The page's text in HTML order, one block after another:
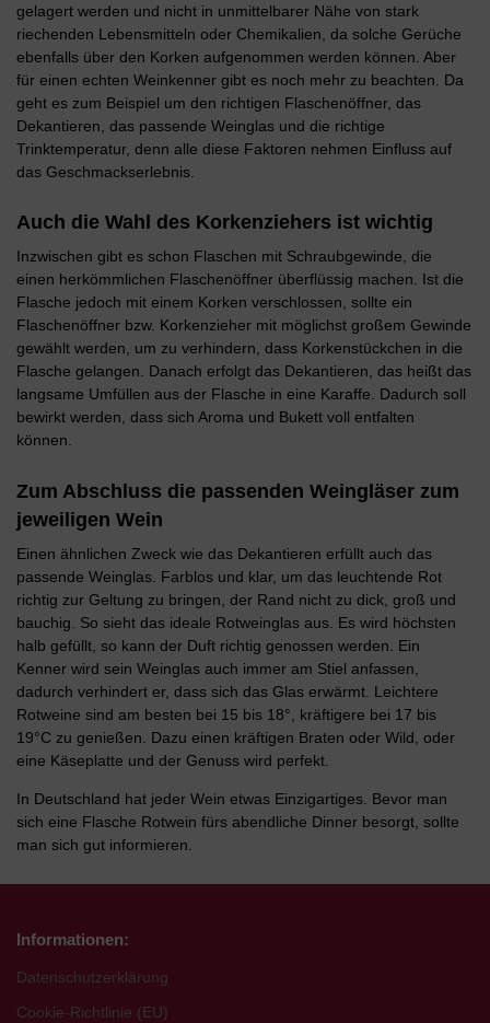
gelagert werden und nicht in unmittelbarer Nähe von stark
riechenden Lebensmitteln oder Chemikalien, da solche Gerüche
ebenfalls über den Korken aufgenommen werden können. Aber
für einen echten Weinkenner gibt es noch mehr zu beachten. Da
geht es zum Beispiel um den richtigen Flaschenöffner, das
Dekantieren, das passende Weinglas und die richtige
Trinktemperatur, denn alle diese Faktoren nehmen Einfluss auf
das Geschmackserlebnis.
Auch die Wahl des Korkenziehers ist wichtig
Inzwischen gibt es schon Flaschen mit Schraubgewinde, die
einen herkömmlichen Flaschenöffner überflüssig machen. Ist die
Flasche jedoch mit einem Korken verschlossen, sollte ein
Flaschenöffner bzw. Korkenzieher mit möglichst großem Gewinde
gewählt werden, um zu verhindern, dass Korkenstückchen in die
Flasche gelangen. Danach erfolgt das Dekantieren, das heißt das
langsame Umfüllen aus der Flasche in eine Karaffe. Dadurch soll
bewirkt werden, dass sich Aroma und Bukett voll entfalten
können.
Zum Abschluss die passenden Weingläser zum
jeweiligen Wein
Einen ähnlichen Zweck wie das Dekantieren erfüllt auch das
passende Weinglas. Farblos und klar, um das leuchtende Rot
richtig zur Geltung zu bringen, der Rand nicht zu dick, groß und
bauchig. So sieht das ideale Rotweinglas aus. Es wird höchsten
halb gefüllt, so kann der Duft richtig genossen werden. Ein
Kenner wird sein Weinglas auch immer am Stiel anfassen,
dadurch verhindert er, dass sich das Glas erwärmt. Leichtere
Rotweine sind am besten bei 15 bis 18°, kräftigere bei 17 bis
19°C zu genießen. Dazu einen kräftigen Braten oder Wild, oder
eine Käseplatte und der Genuss wird perfekt.
In Deutschland hat jeder Wein etwas Einzigartiges. Bevor man
sich eine Flasche Rotwein fürs abendliche Dinner besorgt, sollte
man sich gut informieren.
Informationen:
Datenschutzerklärung
Cookie-Richtlinie (EU)